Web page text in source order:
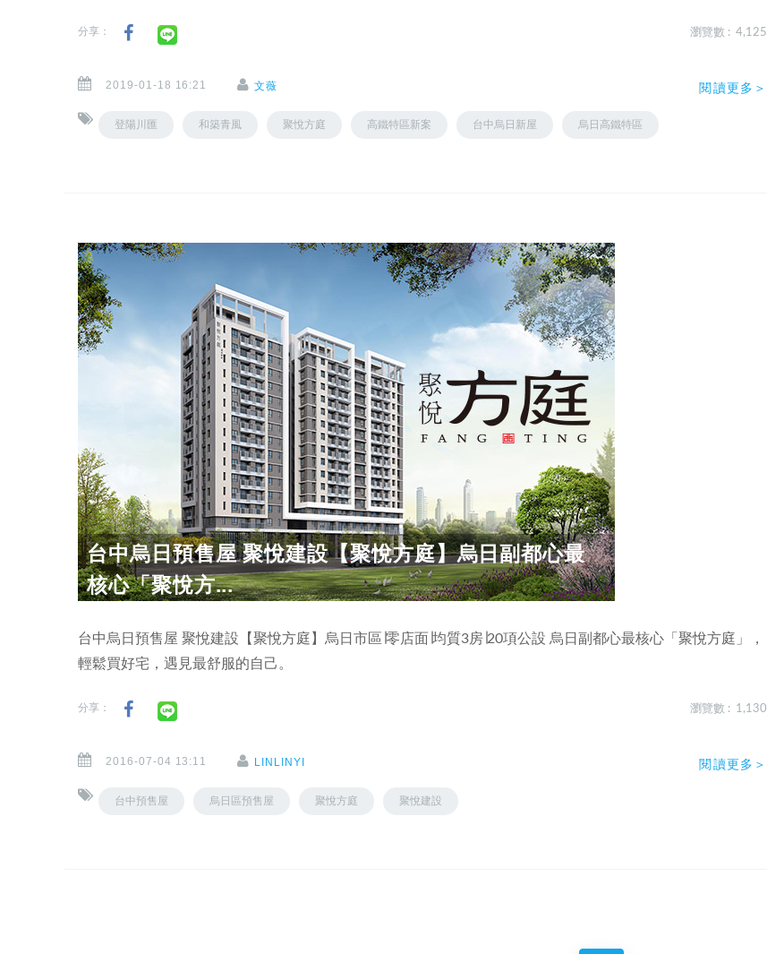
分享： 瀏覽數 : 4,125
2019-01-18 16:21 文薇
登陽川匯 和築青風 聚悅方庭 高鐵特區新案 台中烏日新屋 烏日高鐵特區
閱讀更多＞
台中烏日預售屋 聚悅建設【聚悅方庭】烏日副都心最
核心「聚悅方...
台中烏日預售屋 聚悅建設【聚悅方庭】烏日市區∣零店面∣均質3房∣20項公設 烏日副都心最核心「聚悅方庭」，
輕鬆買好宅，遇見最舒服的自己。
分享： 瀏覽數 : 1,130
2016-07-04 13:11 LINLINYI
台中預售屋 烏日區預售屋 聚悅方庭 聚悅建設
閱讀更多＞